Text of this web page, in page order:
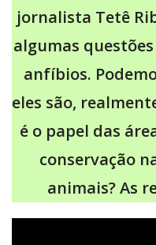
jornalista Tetê
algumas
anfíbios.
eles são,
é o papel das
conservação
animais? As